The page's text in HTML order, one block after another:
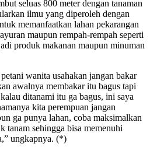
seluas 800 meter dengan tanaman
ilmu yang diperoleh dengan
memanfaatkan lahan pekarangan
maupun rempah-rempah seperti
produk makanan maupun minuman
wanita usahakan jangan bakar
awalnya membakar itu bagus tapi
ditanami itu ga bagus, ini saya
kita perempuan jangan
ga punya lahan, coba maksimalkan
tanam sehingga bisa memenuhi
ungkapnya. (*)